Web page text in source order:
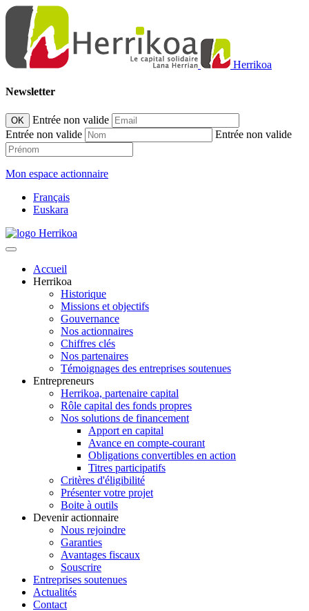
Herrikoa
Newsletter
OK
Entrée non valide
Entrée non valide
Entrée non valide
Mon espace actionnaire
Français
Euskara
Accueil
Herrikoa
Historique
Missions et objectifs
Gouvernance
Nos actionnaires
Chiffres clés
Nos partenaires
Témoignages des entreprises soutenues
Entrepreneurs
Herrikoa, partenaire capital
Rôle capital des fonds propres
Nos solutions de financement
Apport en capital
Avance en compte-courant
Obligations convertibles en action
Titres participatifs
Critères d'éligibilité
Présenter votre projet
Boite à outils
Devenir actionnaire
Nous rejoindre
Garanties
Avantages fiscaux
Souscrire
Entreprises soutenues
Actualités
Contact